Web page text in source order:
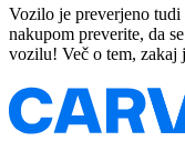
Vozilo je preverjeno
nakupom preverite, da
vozilu! Več o tem, zakaj